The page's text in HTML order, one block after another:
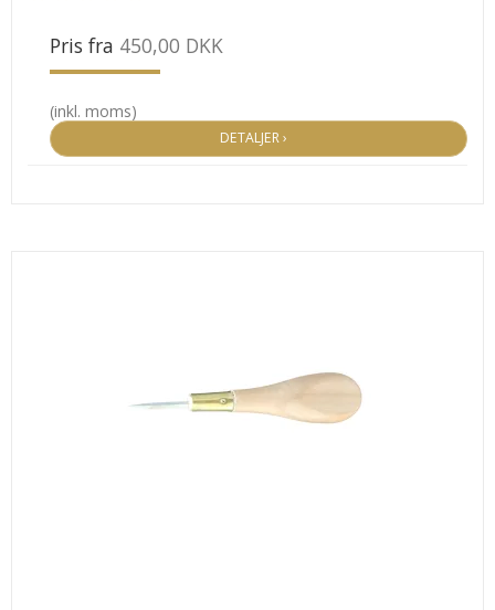
Pris fra 450,00 DKK
(inkl. moms)
DETALJER ›